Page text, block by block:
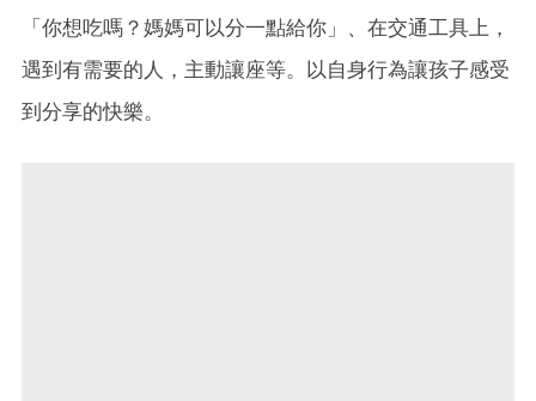
「你想吃嗎？媽媽可以分一點給你」、在交通工具上，
遇到有需要的人，主動讓座等。以自身行為讓孩子感受
到分享的快樂。